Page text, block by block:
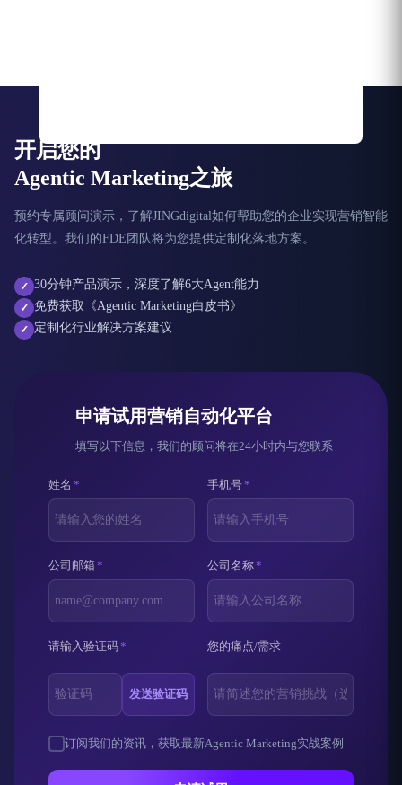
开启您的
Agentic Marketing之旅
预约专属顾问演示，了解JINGdigital如何帮助您的企业实现营销智能
化转型。我们的FDE团队将为您提供定制化落地方案。
✓ 30分钟产品演示，深度了解6大Agent能力
✓ 免费获取《Agentic Marketing白皮书》
✓ 定制化行业解决方案建议
申请试用营销自动化平台
填写以下信息，我们的顾问将在24小时内与您联系
姓名 * 手机号*
公司邮箱* 公司名称*
请输入验证码*
发送验证码
您的痛点/需求
订阅我们的资讯，获取最新Agentic Marketing实战案例